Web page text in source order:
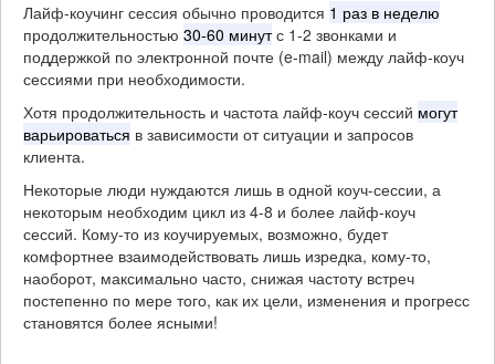
Лайф-коучинг сессия обычно проводится 1 раз в неделю
продолжительностью 30-60 минутс 1-2 звонками и
поддержкой по электронной почте (e-mail) между лайф-коуч
сессиями при необходимости.
Хотя продолжительность и частота лайф-коуч сессий могут
варьироваться в зависимости от ситуации и запросов
клиента.
Некоторые люди нуждаются лишь в одной коуч-сессии, а
некоторым необходим цикл из 4-8 и более лайф-коуч
сессий. Кому-то из коучируемых, возможно, будет
комфортнее взаимодействовать лишь изредка, кому-то,
наоборот, максимально часто, снижая частоту встреч
постепенно по мере того, как их цели, изменения и прогресс
становятся более ясными!